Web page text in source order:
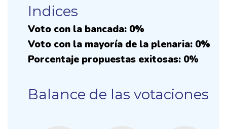
Indices
Voto con la bancada: 0%
Voto con la mayoría de la plenaria: 0%
Porcentaje propuestas exitosas: 0%
Balance de las votaciones